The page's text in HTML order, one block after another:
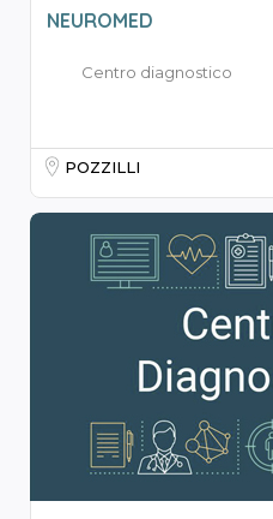
NEUROMED
Centro diagnostico
POZZILLI